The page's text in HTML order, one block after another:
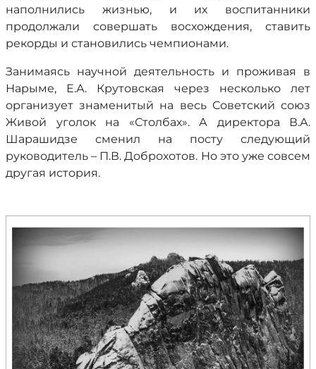
наполнились жизнью, и их воспитанники
продолжали совершать восхождения, ставить
рекорды и становились чемпионами.
Занимаясь научной деятельность и проживая в
Нарыме, Е.А. Крутовская через несколько лет
организует знаменитый на весь Советский союз
Живой уголок на «Столбах». А директора В.А.
Шарашидзе сменил на посту следующий
руководитель – П.В. Доброхотов. Но это уже совсем
другая история.